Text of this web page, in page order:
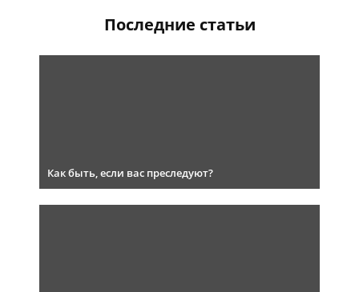
Последние статьи
Как быть, если вас преследуют?